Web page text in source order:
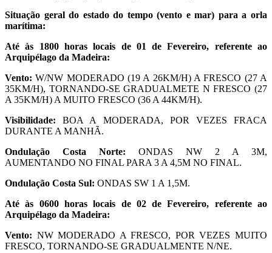
Situação geral do estado do tempo (vento e mar) para a orla
marítima:
Até às 1800 horas locais de 01 de Fevereiro, referente ao
Arquipélago da Madeira:
Vento: W/NW MODERADO (19 A 26KM/H) A FRESCO (27 A
35KM/H), TORNANDO-SE GRADUALMETE N FRESCO (27
A 35KM/H) A MUITO FRESCO (36 A 44KM/H).
Visibilidade: BOA A MODERADA, POR VEZES FRACA
DURANTE A MANHÃ.
Ondulação Costa Norte: ONDAS NW 2 A 3M,
AUMENTANDO NO FINAL PARA 3 A 4,5M NO FINAL.
Ondulação Costa Sul: ONDAS SW 1 A 1,5M.
Até às 0600 horas locais de 02 de Fevereiro, referente ao
Arquipélago da Madeira:
Vento: NW MODERADO A FRESCO, POR VEZES MUITO
FRESCO, TORNANDO-SE GRADUALMENTE N/NE.